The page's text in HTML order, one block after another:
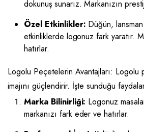
dokunuş sunarız. Markanızın
Özel Etkinlikler: Düğün,
etkinliklerde logonuz fark yaratır.
hatırlar.
Logolu Peçetelerin Avantajları: Logolu
imajını güçlendirir. İşte sunduğu
Marka Bilinirliği: Logonuz
markanızı fark eder ve hatırlar.